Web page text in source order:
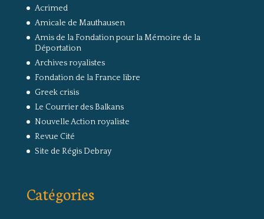
Acrimed
Amicale de Mauthausen
Amis de la Fondation pour la Mémoire de la
Déportation
Archives royalistes
Fondation de la France libre
Greek crisis
Le Courrier des Balkans
Nouvelle Action royaliste
Revue Cité
Site de Régis Debray
Catégories